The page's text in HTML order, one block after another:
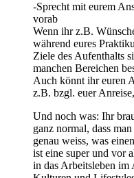
-Sprecht mit eurem
vorab
Wenn ihr z.B.
während eures
Ziele des Aufenthalts
manchen Bereichen
Auch könnt ihr euren
z.B. bzgl. euer
Und noch was: Ihr
ganz normal, dass
genau weiss, was
ist eine super und vor
in das Arbeitsleben im